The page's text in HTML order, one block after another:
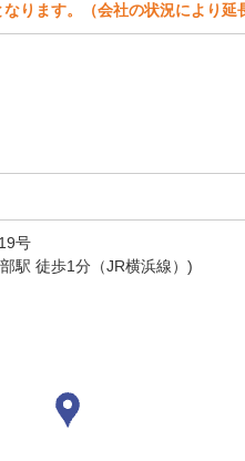
ります。（会社の状況により延
号
駅 徒歩1分（JR横浜線）)